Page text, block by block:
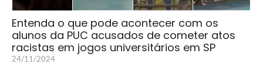
Entenda o que pode acontecer com os
alunos da PUC acusados de cometer atos
racistas em jogos universitários em SP
24/11/2024